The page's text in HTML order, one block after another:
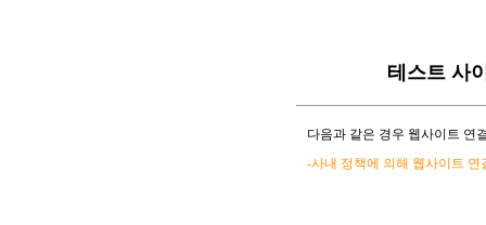
테스트 사
다음과 같은 경우 웹사이트 연
-사내 정책에 의해 웹사이트